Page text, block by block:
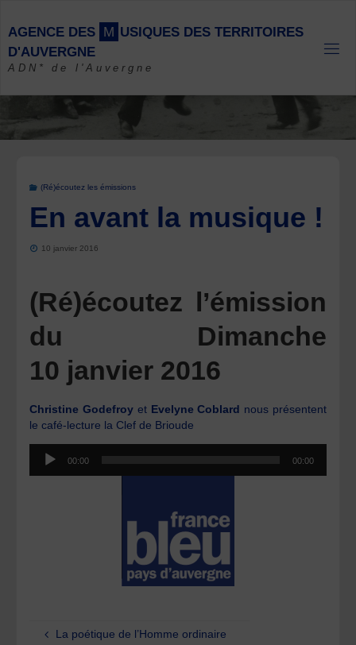
content
AGENCE DES M USIQUES DES TERRITOIRES
D'AUVERGNE
ADN* de l'Auvergne
(Ré)écoutez les émissions
En avant la musique !
10 janvier 2016
(Ré)écoutez l’émission
du Dimanche
10 janvier 2016
Christine Godefroy et Evelyne Coblard nous présentent
le café-lecture la Clef de Brioude
Lecteur
audio
00:00 00:00
La poétique de l’Homme ordinaire